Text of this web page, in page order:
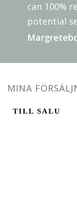
can 100%
potential
MINA
TILL SALU